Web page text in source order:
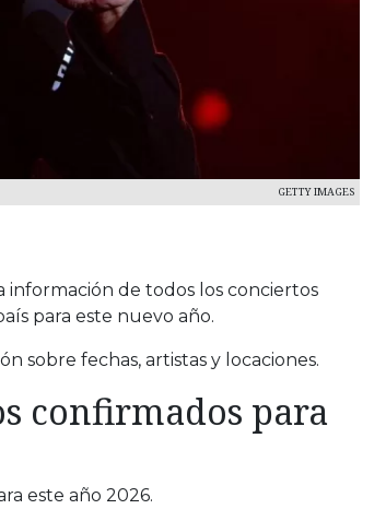
GETTY IMAGES
información de todos los conciertos
para este nuevo año.
sobre fechas, artistas y locaciones.
confirmados para
este año 2026.